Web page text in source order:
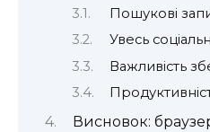
Пошукові
Увесь
Важливість
Висновок: